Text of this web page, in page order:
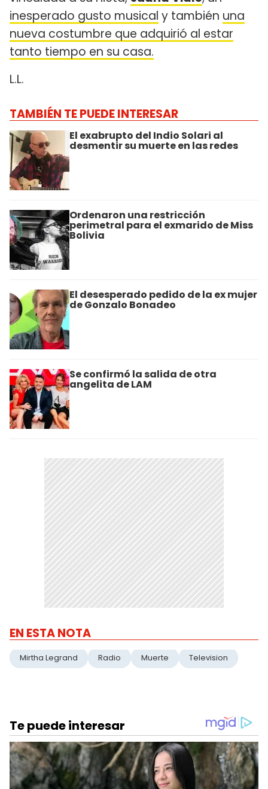
inesperado gusto musical y también una
nueva costumbre que adquirió al estar
tanto tiempo en su casa.
L.L.
TAMBIÉN TE PUEDE INTERESAR
El exabrupto del Indio Solari al
desmentir su muerte en las redes
Ordenaron una restricción
perimetral para el exmarido de Miss
Bolivia
El desesperado pedido de la ex mujer
de Gonzalo Bonadeo
Se confirmó la salida de otra
angelita de LAM
EN ESTA NOTA
Mirtha Legrand Radio Muerte Television